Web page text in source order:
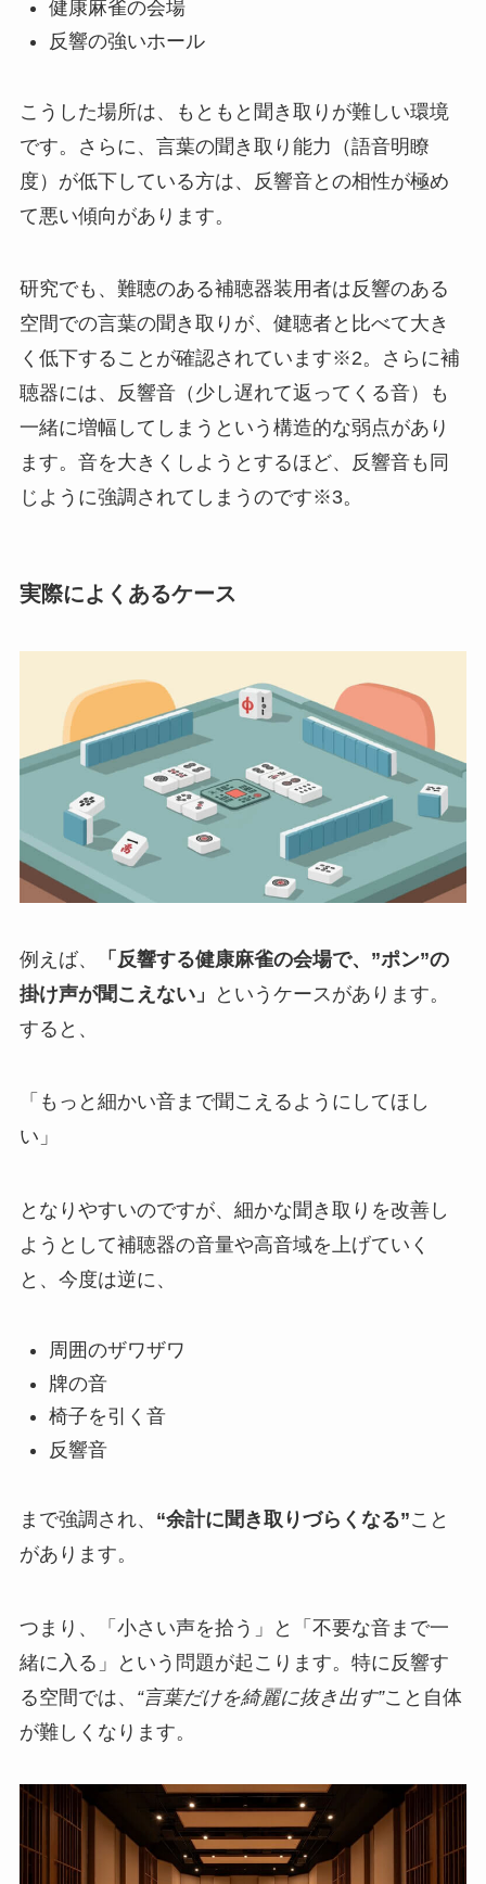
健康麻雀の会場
反響の強いホール
こうした場所は、もともと聞き取りが難しい環境
です。さらに、言葉の聞き取り能力（語音明瞭
度）が低下している方は、反響音との相性が極め
て悪い傾向があります。
研究でも、難聴のある補聴器装用者は反響のある
空間での言葉の聞き取りが、健聴者と比べて大き
く低下することが確認されています※2。さらに補
聴器には、反響音（少し遅れて返ってくる音）も
一緒に増幅してしまうという構造的な弱点があり
ます。音を大きくしようとするほど、反響音も同
じように強調されてしまうのです※3。
実際によくあるケース
例えば、
「反響する健康麻雀の会場で、”ポン”の
掛け声が聞こえない」
というケースがあります。
すると、
「もっと細かい音まで聞こえるようにしてほし
い」
となりやすいのですが、細かな聞き取りを改善し
ようとして補聴器の音量や高音域を上げていく
と、今度は逆に、
周囲のザワザワ
牌の音
椅子を引く音
反響音
まで強調され、 “余計に聞き取りづらくなる”こと
があります。
つまり、「小さい声を拾う」と「不要な音まで一
緒に入る」という問題が起こります。特に反響す
る空間では、 “言葉だけを綺麗に抜き出す”こと自体
が難しくなります。